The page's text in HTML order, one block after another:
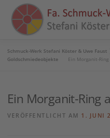
Inhalt
springen
HOME NEWS
PRESSE SHOP
Schmuck-Werk Stefani Köster & Uwe Faust
Goldschmiedeobjekte
Ein Morganit-
Ein Morganit-Ring
VERÖFFENTLICHT AM 1. JUNI